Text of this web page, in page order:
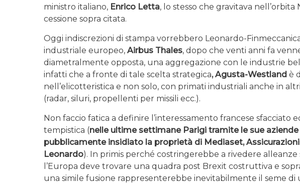
ministro italiano, Enrico Letta, lo stesso che gravitava nell’orbita
cessione sopra citata.
Oggi indiscrezioni di stampa vorrebbero Leonardo-
industriale europeo, Airbus Thales, dopo che venti anni fa
diametralmente opposta, una aggregazione con le industrie
infatti che a fronte di tale scelta strategica, Agusta-Westland è
nell’elicotteristica e non solo, con primati industriali anche in
(radar, siluri, propellenti per missili ecc.).
Non faccio fatica a definire l’interessamento francese
tempistica (nelle ultime settimane Parigi tramite le sue
pubblicamente insidiato la proprietà di Mediaset,
Leonardo). In primis perché costringerebbe a rivedere
l’Europa deve trovare una quadra post Brexit costruttiva e
una simile fusione rappresenterebbe inevitabilmente il seme